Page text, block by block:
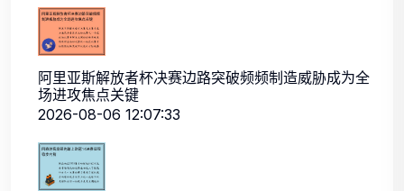
阿里亚斯解放者杯决赛边路突破频频制造威胁成为全
场进攻焦点关键
2026-08-06 12:07:33